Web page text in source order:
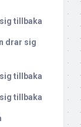
tillbaka
drar sig
tillbaka
tillbaka